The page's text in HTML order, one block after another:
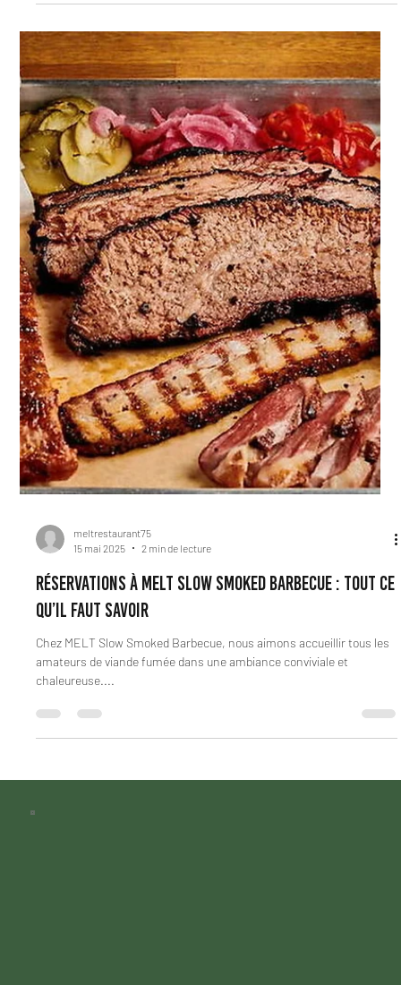
meltrestaurant75
30 août 2025
1 min de lecture
MELT Traiteur BBQ : une expérience unique pour vos
événements
Un laboratoire pensé pour les pros MELT Laboratory est un véritable
atelier culinaire spécialisé dans la viande fumée et dédié au...